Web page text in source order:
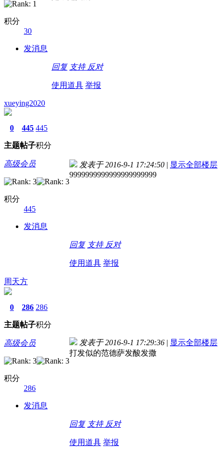
积分
30
发消息
回复 支持 反对
使用道具 举报
xueying2020
0
主题
445
帖子
445
积分
高级会员
积分
445
发消息
发表于 2016-9-1 17:24:50 | 显示全部楼层
9999999999999999999999
回复 支持 反对
使用道具 举报
周天方
0
主题
286
帖子
286
积分
高级会员
积分
286
发消息
发表于 2016-9-1 17:29:36 | 显示全部楼层
打发似的范德萨发酸发撒
回复 支持 反对
使用道具 举报